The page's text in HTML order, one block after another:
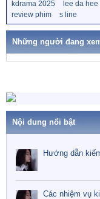
t
i
n
:
h
kdrama 2025 lee da hee
review phim
s line
Những người đang
Nội dung nổi bật
Hướng dẫn
Các nhiệm vụ